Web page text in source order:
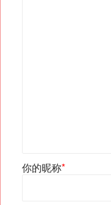
你的昵称*